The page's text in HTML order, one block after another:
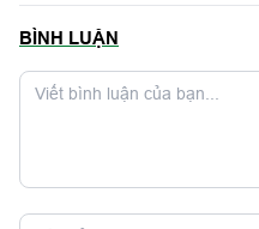
BÌNH LUẬN